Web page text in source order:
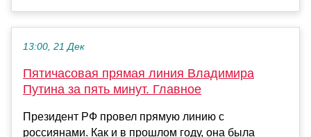
13:00, 21 Дек
Пятичасовая прямая линия Владимира
Путина за пять минут. Главное
Президент РФ провел прямую линию с
россиянами. Как и в прошлом году, она была